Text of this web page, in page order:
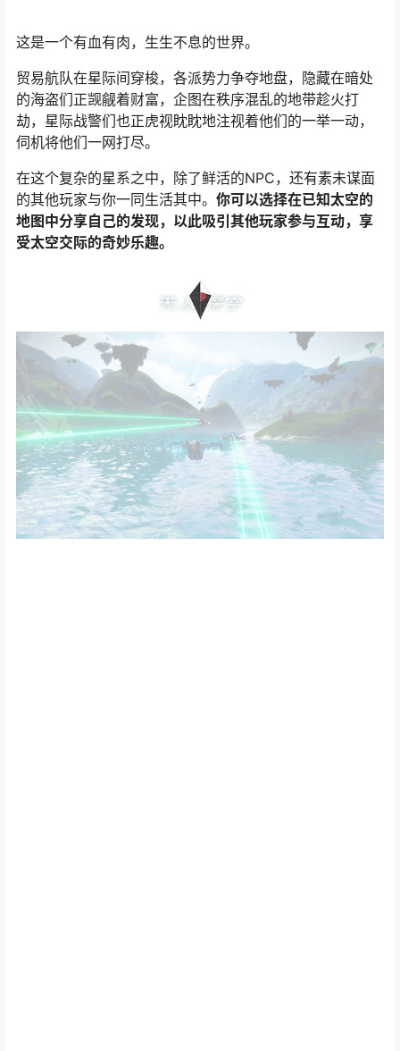
的海盗们正觊觎着财富，企图在秩序混乱的地带趁火打
劫，星际战警们也正虎视眈眈地注视着他们的一举一动，
伺机将他们一网打尽。
的其他玩家与你一同生活其中。你可以选择在已知太空的
地图中分享自己的发现，以此吸引其他玩家参与互动，享
受太空交际的奇妙乐趣。